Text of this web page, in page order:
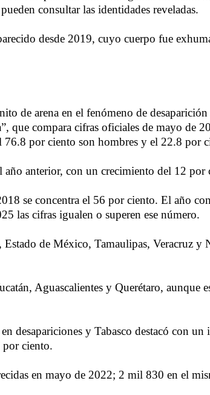
consultar las identidades reveladas.
desde 2019, cuyo cuerpo fue
de arena en el fenómeno de
que compara cifras oficiales de mayo de
76.8 por ciento son hombres y el 22.8 por
año anterior, con un crecimiento del 12 por
se concentra el 56 por ciento. El año
las cifras igualen o superen ese número.
Estado de México, Tamaulipas, Veracruz
Aguascalientes y Querétaro,
desapariciones y Tabasco destacó con
por ciento.
en mayo de 2022; 2 mil 830 en el